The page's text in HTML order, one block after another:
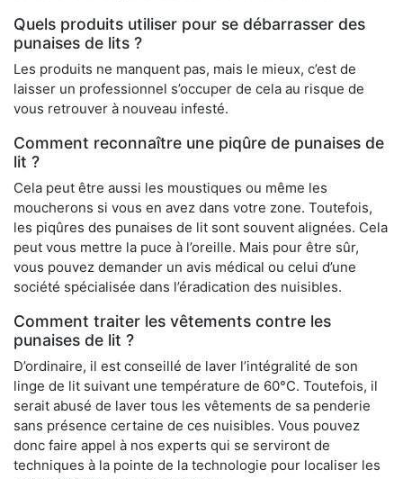
Quels produits utiliser pour se débarrasser des
punaises de lits ?
Les produits ne manquent pas, mais le mieux, c’est de
laisser un professionnel s’occuper de cela au risque de
vous retrouver à nouveau infesté.
Comment reconnaître une piqûre de punaises de
lit ?
Cela peut être aussi les moustiques ou même les
moucherons si vous en avez dans votre zone. Toutefois,
les piqûres des punaises de lit sont souvent alignées. Cela
peut vous mettre la puce à l’oreille. Mais pour être sûr,
vous pouvez demander un avis médical ou celui d’une
société spécialisée dans l’éradication des nuisibles.
Comment traiter les vêtements contre les
punaises de lit ?
D’ordinaire, il est conseillé de laver l’intégralité de son
linge de lit suivant une température de 60°C. Toutefois, il
serait abusé de laver tous les vêtements de sa penderie
sans présence certaine de ces nuisibles. Vous pouvez
donc faire appel à nos experts qui se serviront de
techniques à la pointe de la technologie pour localiser les